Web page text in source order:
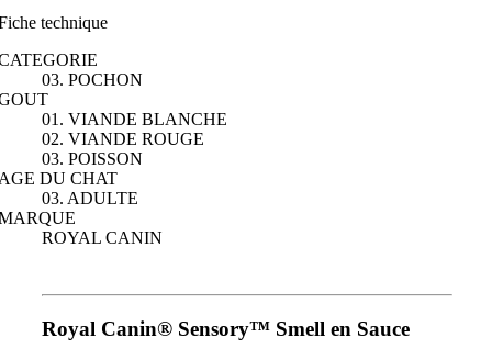
technique
03. POCHON
01. VIANDE BLANCHE
02. VIANDE ROUGE
03. POISSON
DU CHAT
03. ADULTE
ROYAL CANIN
Royal Canin® Sensory™ Smell en Sauce